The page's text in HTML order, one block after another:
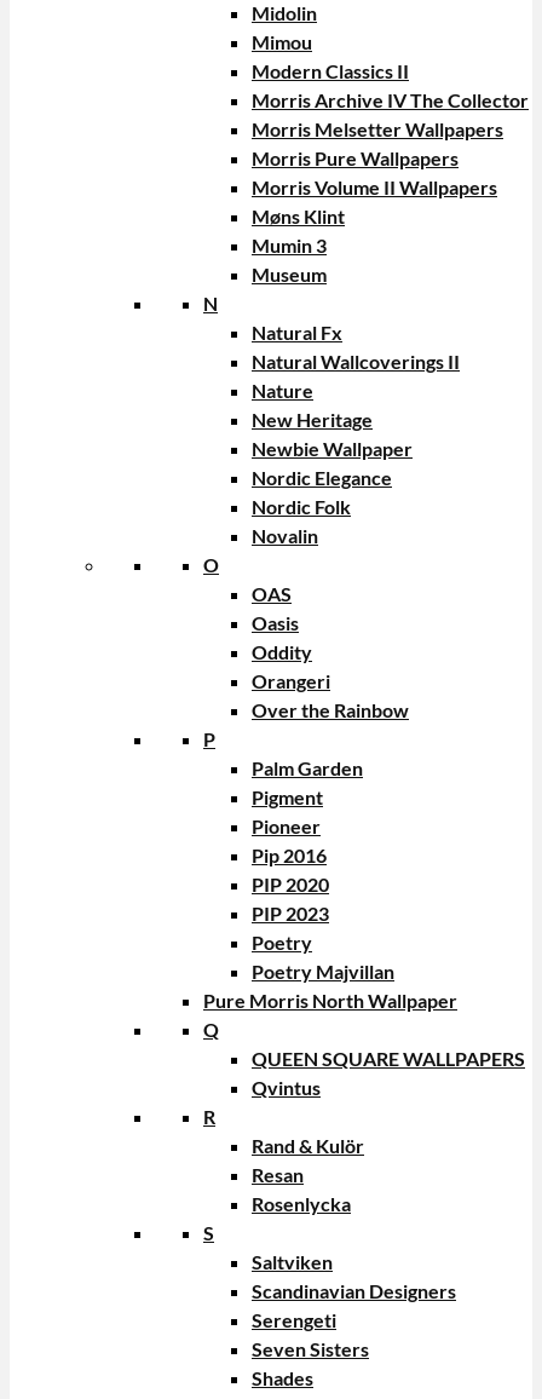
Midolin
Mimou
Modern Classics II
Morris Archive IV The Collector
Morris Melsetter Wallpapers
Morris Pure Wallpapers
Morris Volume II Wallpapers
Møns Klint
Mumin 3
Museum
N
Natural Fx
Natural Wallcoverings II
Nature
New Heritage
Newbie Wallpaper
Nordic Elegance
Nordic Folk
Novalin
O
OAS
Oasis
Oddity
Orangeri
Over the Rainbow
P
Palm Garden
Pigment
Pioneer
Pip 2016
PIP 2020
PIP 2023
Poetry
Poetry Majvillan
Pure Morris North Wallpaper
Q
QUEEN SQUARE WALLPAPERS
Qvintus
R
Rand & Kulör
Resan
Rosenlycka
S
Saltviken
Scandinavian Designers
Serengeti
Seven Sisters
Shades